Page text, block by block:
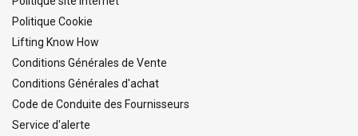
Politique Cookie
Lifting Know How
Conditions Générales de Vente
Conditions Générales d'achat
Code de Conduite des Fournisseurs
Service d'alerte